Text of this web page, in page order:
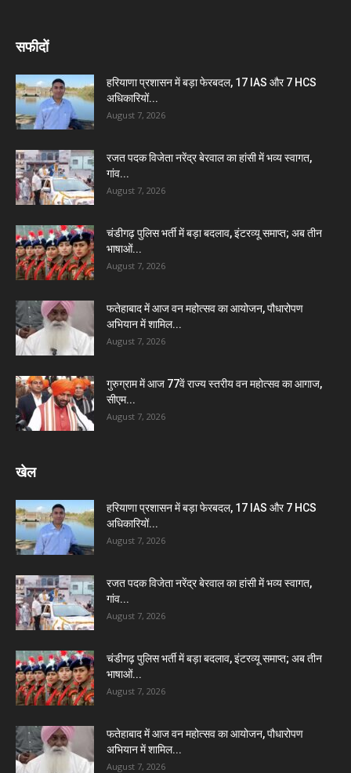
सफीदों
हरियाणा प्रशासन में बड़ा फेरबदल, 17 IAS और 7 HCS
अधिकारियों...
August 7, 2026
रजत पदक विजेता नरेंद्र बेरवाल का हांसी में भव्य स्वागत,
गांव...
August 7, 2026
चंडीगढ़ पुलिस भर्ती में बड़ा बदलाव, इंटरव्यू समाप्त; अब तीन
भाषाओं...
August 7, 2026
फतेहाबाद में आज वन महोत्सव का आयोजन, पौधारोपण
अभियान में शामिल...
August 7, 2026
गुरुग्राम में आज 77वें राज्य स्तरीय वन महोत्सव का आगाज,
सीएम...
August 7, 2026
खेल
हरियाणा प्रशासन में बड़ा फेरबदल, 17 IAS और 7 HCS
अधिकारियों...
August 7, 2026
रजत पदक विजेता नरेंद्र बेरवाल का हांसी में भव्य स्वागत,
गांव...
August 7, 2026
चंडीगढ़ पुलिस भर्ती में बड़ा बदलाव, इंटरव्यू समाप्त; अब तीन
भाषाओं...
August 7, 2026
फतेहाबाद में आज वन महोत्सव का आयोजन, पौधारोपण
अभियान में शामिल...
August 7, 2026